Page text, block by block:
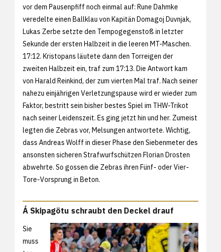
vor dem Pausenpfiff noch einmal auf: Rune Dahmke
veredelte einen Ballklau von Kapitän Domagoj Duvnjak,
Lukas Zerbe setzte den Tempogegenstoß in letzter
Sekunde der ersten Halbzeit in die leeren MT-Maschen.
17:12. Kristopans läutete dann den Torreigen der
zweiten Halbzeit ein, traf zum 17:13. Die Antwort kam
von Harald Reinkind, der zum vierten Mal traf. Nach seiner
nahezu einjährigen Verletzungspause wird er wieder zum
Faktor, bestritt sein bisher bestes Spiel im THW-Trikot
nach seiner Leidenszeit. Es ging jetzt hin und her. Zumeist
legten die Zebras vor, Melsungen antwortete. Wichtig,
dass Andreas Wolff in dieser Phase den Siebenmeter des
ansonsten sicheren Strafwurfschützen Florian Drosten
abwehrte. So gossen die Zebras ihren Fünf- oder Vier-
Tore-Vorsprung in Beton.
Á Skipagötu schraubt den Deckel drauf
Sie
muss